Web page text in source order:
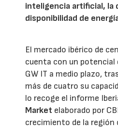
inteligencia artificial, la
disponibilidad de
El mercado ibérico de
cuenta con un potencial
GW IT a medio plazo,
más de cuatro su
lo recoge el informe
Market elaborado por
crecimiento de la región